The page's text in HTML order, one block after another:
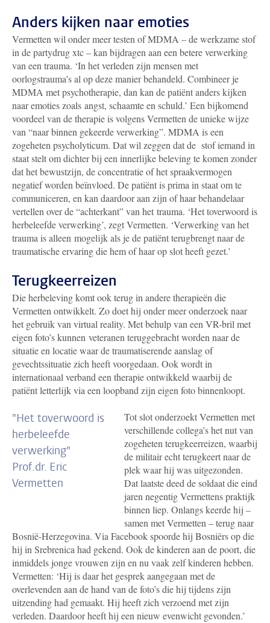
Anders kijken naar emoties
Vermetten wil onder meer testen of MDMA – de werkzame stof
in de partydrug xtc – kan bijdragen aan een betere verwerking
van een trauma. ‘In het verleden zijn mensen met
oorlogstrauma’s al op deze manier behandeld. Combineer je
MDMA met psychotherapie, dan kan de patiënt anders kijken
naar emoties zoals angst, schaamte en schuld.’ Een bijkomend
voordeel van de therapie is volgens Vermetten de unieke wijze
van “naar binnen gekeerde verwerking”. MDMA is een
zogeheten psycholyticum. Dat wil zeggen dat de stof iemand in
staat stelt om dichter bij een innerlijke beleving te komen zonder
dat het bewustzijn, de concentratie of het spraakvermogen
negatief worden beïnvloed. De patiënt is prima in staat om te
communiceren, en kan daardoor aan zijn of haar behandelaar
vertellen over de “achterkant” van het trauma. ‘Het toverwoord is
herbeleefde verwerking’, zegt Vermetten. ‘Verwerking van het
trauma is alleen mogelijk als je de patiënt terugbrengt naar de
traumatische ervaring die hem of haar op slot heeft gezet.’
Terugkeerreizen
Die herbeleving komt ook terug in andere therapieën die
Vermetten ontwikkelt. Zo doet hij onder meer onderzoek naar
het gebruik van virtual reality. Met behulp van een VR-bril met
eigen foto’s kunnen veteranen teruggebracht worden naar de
situatie en locatie waar de traumatiserende aanslag of
gevechtssituatie zich heeft voorgedaan. Ook wordt in
internationaal verband een therapie ontwikkeld waarbij de
patiënt letterlijk via een loopband zijn eigen foto binnenloopt.
"Het toverwoord is
herbeleefde
verwerking"
Prof.dr. Eric
Vermetten
Tot slot onderzoekt Vermetten met
verschillende collega’s het nut van
zogeheten terugkeerreizen, waarbij
de militair echt terugkeert naar de
plek waar hij was uitgezonden.
Dat laatste deed de soldaat die eind
jaren negentig Vermettens praktijk
binnen liep. Onlangs keerde hij –
samen met Vermetten – terug naar
Bosnië-Herzegovina. Via Facebook spoorde hij Bosniërs op die
hij in Srebrenica had gekend. Ook de kinderen aan de poort, die
inmiddels jonge vrouwen zijn en nu vaak zelf kinderen hebben.
Vermetten: ‘Hij is daar het gesprek aangegaan met de
overlevenden aan de hand van de foto’s die hij tijdens zijn
uitzending had gemaakt. Hij heeft zich verzoend met zijn
verleden. Daardoor heeft hij een nieuw evenwicht gevonden.’